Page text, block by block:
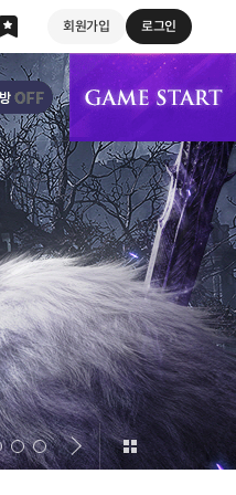
회원가입 로그인